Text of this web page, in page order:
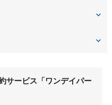
高井戸
サービス「ワンデイパー